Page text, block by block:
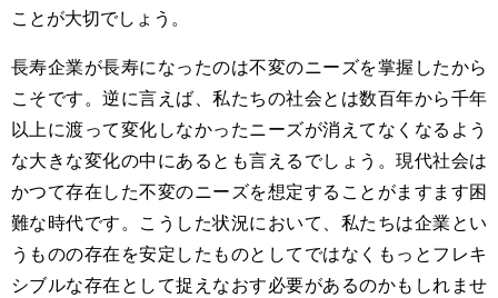
ことが大切でしょう。
長寿企業が長寿になったのは不変のニーズを掌握したから
こそです。逆に言えば、私たちの社会とは数百年から千年
以上に渡って変化しなかったニーズが消えてなくなるよう
な大きな変化の中にあるとも言えるでしょう。現代社会は
かつて存在した不変のニーズを想定することがますます困
難な時代です。こうした状況において、私たちは企業とい
うものの存在を安定したものとしてではなくもっとフレキ
シブルな存在として捉えなおす必要があるのかもしれませ